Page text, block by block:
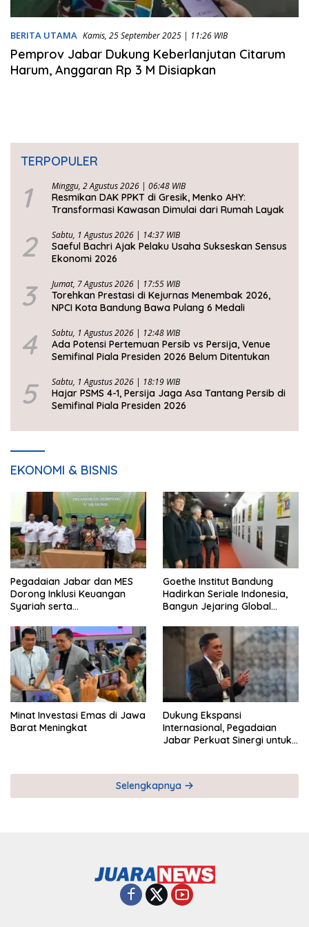
BERITA UTAMA Kamis, 25 September 2025 | 11:26 WIB
Pemprov Jabar Dukung Keberlanjutan Citarum
Harum, Anggaran Rp 3 M Disiapkan
TERPOPULER
1 Minggu, 2 Agustus 2026 | 06:48 WIB
Resmikan DAK PPKT di Gresik, Menko AHY:
Transformasi Kawasan Dimulai dari Rumah Layak
2 Sabtu, 1 Agustus 2026 | 14:37 WIB
Saeful Bachri Ajak Pelaku Usaha Sukseskan Sensus
Ekonomi 2026
3 Jumat, 7 Agustus 2026 | 17:55 WIB
Torehkan Prestasi di Kejurnas Menembak 2026,
NPCI Kota Bandung Bawa Pulang 6 Medali
4 Sabtu, 1 Agustus 2026 | 12:48 WIB
Ada Potensi Pertemuan Persib vs Persija, Venue
Semifinal Piala Presiden 2026 Belum Ditentukan
5 Sabtu, 1 Agustus 2026 | 18:19 WIB
Hajar PSMS 4-1, Persija Jaga Asa Tantang Persib di
Semifinal Piala Presiden 2026
EKONOMI & BISNIS
Pegadaian Jabar dan MES
Dorong Inklusi Keuangan
Syariah serta
Goethe Institut Bandung
Hadirkan Seriale Indonesia,
Bangun Jejaring Global
Minat Investasi Emas di Jawa
Barat Meningkat
Dukung Ekspansi
Internasional, Pegadaian
Jabar Perkuat Sinergi untuk
Selengkapnya